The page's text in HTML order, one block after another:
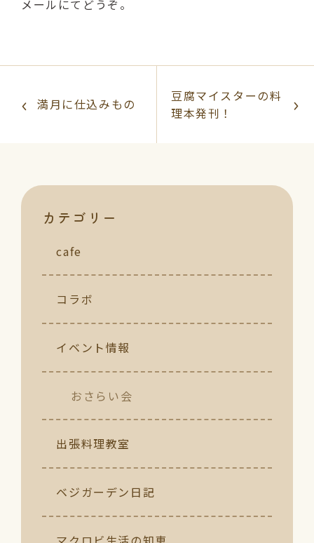
メールにてどうぞ。
満月に仕込みもの
豆腐マイスターの料
理本発刊！
カテゴリー
cafe
コラボ
イベント情報
おさらい会
出張料理教室
ベジガーデン日記